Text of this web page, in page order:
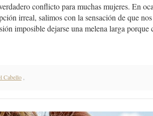
conflicto para muchas mujeres. En
irreal, salimos con la sensación de que
imposible dejarse una melena larga
Cabello,